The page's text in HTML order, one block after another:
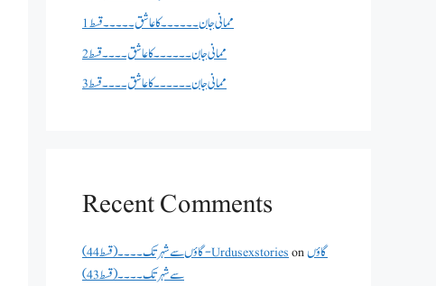
ممانی جان ۔۔۔۔۔۔کا عاشق ۔۔۔۔۔قسط 1
ممانی جان ۔۔۔۔۔۔کا عاشق ۔۔۔۔قسط 2
ممانی جان ۔۔۔۔۔۔کا عاشق ۔۔۔۔قسط 3
Recent Comments
گاؤں سے شہر تک۔۔۔۔(قسط 44) - Urdusexstoriesonگاؤں
سے شہر تک۔۔۔۔(قسط 43)